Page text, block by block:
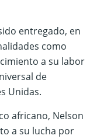
entregado, en
como
a su labor
de
Unidas.
africano, Nelson
a su lucha por